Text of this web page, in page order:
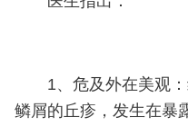
1、危及外在美观：
鳞屑的丘疹，发生在暴